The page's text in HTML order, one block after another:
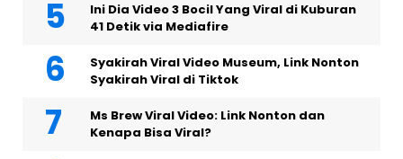
Ini Dia Video 3 Bocil Yang Viral di Kuburan
41 Detik via Mediafire
Syakirah Viral Video Museum, Link Nonton
Syakirah Viral di Tiktok
Ms Brew Viral Video: Link Nonton dan
Kenapa Bisa Viral?